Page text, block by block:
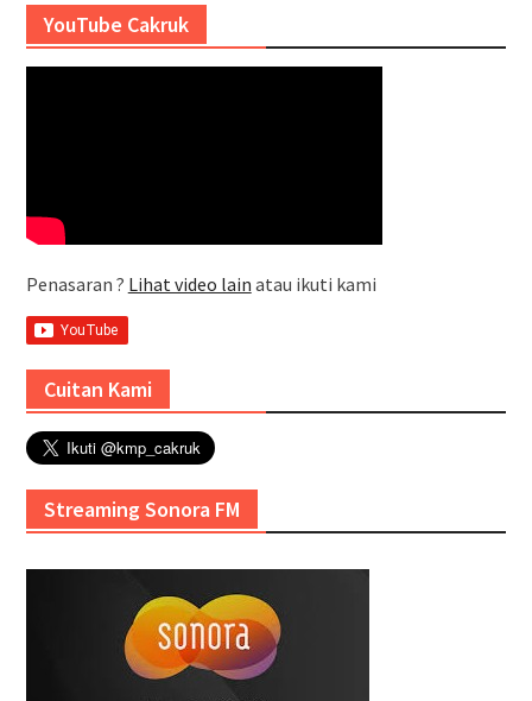
YouTube Cakruk
Penasaran ? Lihat video lain atau ikuti kami
Cuitan Kami
Streaming Sonora FM